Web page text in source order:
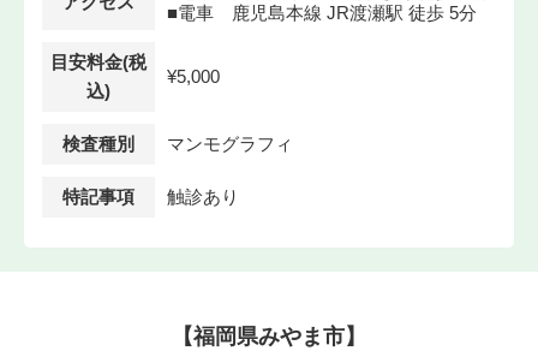
■電車 鹿児島本線 JR渡瀬駅 徒歩 5分
目安料金(税
込)
¥5,000
検査種別 マンモグラフィ
特記事項 触診あり
【福岡県みやま市】